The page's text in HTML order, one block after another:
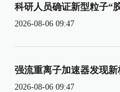
科研人员确证新型粒子“
2026-08-06 09:47
强流重离子加速器发现新
2026-08-06 09:47